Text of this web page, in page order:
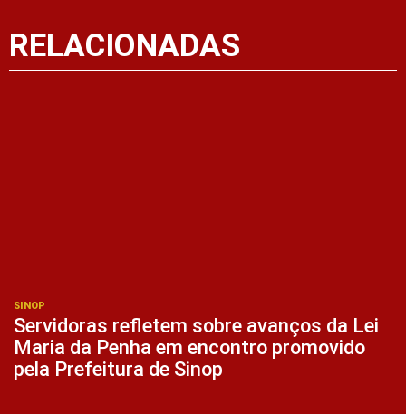
RELACIONADAS
SINOP
Servidoras refletem sobre avanços da Lei
Maria da Penha em encontro promovido
pela Prefeitura de Sinop